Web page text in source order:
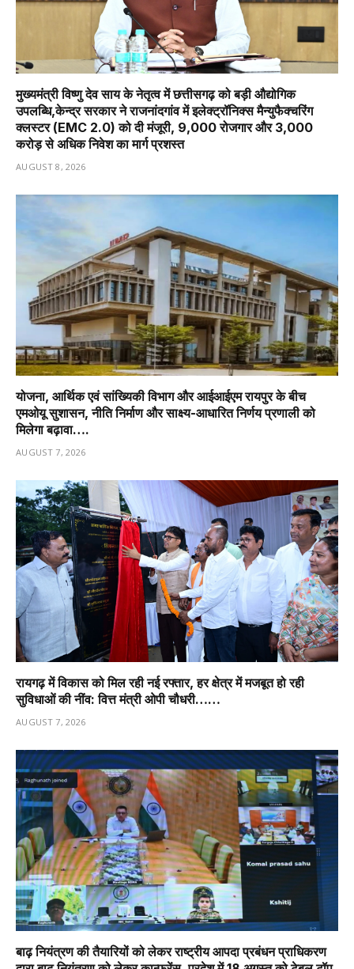
मुख्यमंत्री विष्णु देव साय के नेतृत्व में छत्तीसगढ़ को बड़ी औद्योगिक
उपलब्धि,केन्द्र सरकार ने राजनांदगांव में इलेक्ट्रॉनिक्स मैन्युफैक्चरिंग
क्लस्टर (EMC 2.0) को दी मंजूरी, 9,000 रोजगार और ₹3,000
करोड़ से अधिक निवेश का मार्ग प्रशस्त
AUGUST 8, 2026
योजना, आर्थिक एवं सांख्यिकी विभाग और आईआईएम रायपुर के बीच
एमओयू सुशासन, नीति निर्माण और साक्ष्य-आधारित निर्णय प्रणाली को
मिलेगा बढ़ावा….
AUGUST 7, 2026
रायगढ़ में विकास को मिल रही नई रफ्तार, हर क्षेत्र में मजबूत हो रही
सुविधाओं की नींव: वित्त मंत्री ओपी चौधरी……
AUGUST 7, 2026
बाढ़ नियंत्रण की तैयारियों को लेकर राष्ट्रीय आपदा प्रबंधन प्राधिकरण